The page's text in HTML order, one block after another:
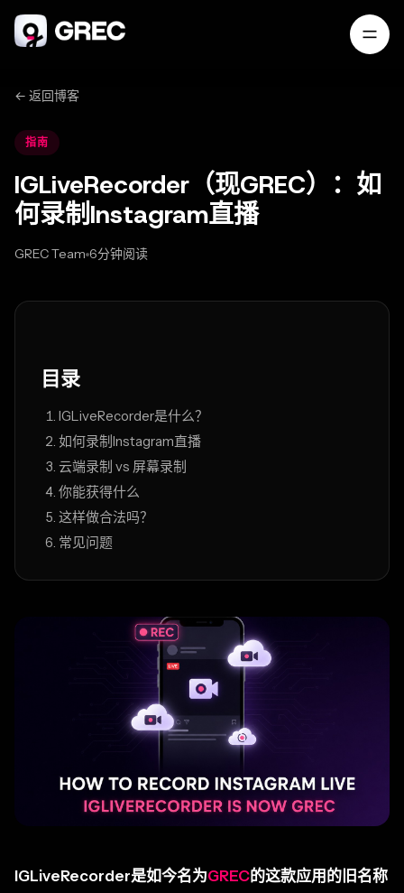
← 返回博客
指南
IGLiveRecorder（现GREC）：如
何录制Instagram直播
GREC Team 6分钟阅读
Jun 01, 2025
目录
IGLiveRecorder是什么？
如何录制Instagram直播
云端录制 vs 屏幕录制
你能获得什么
这样做合法吗？
常见问题
IGLiveRecorder是如今名为GREC的这款应用的旧名称